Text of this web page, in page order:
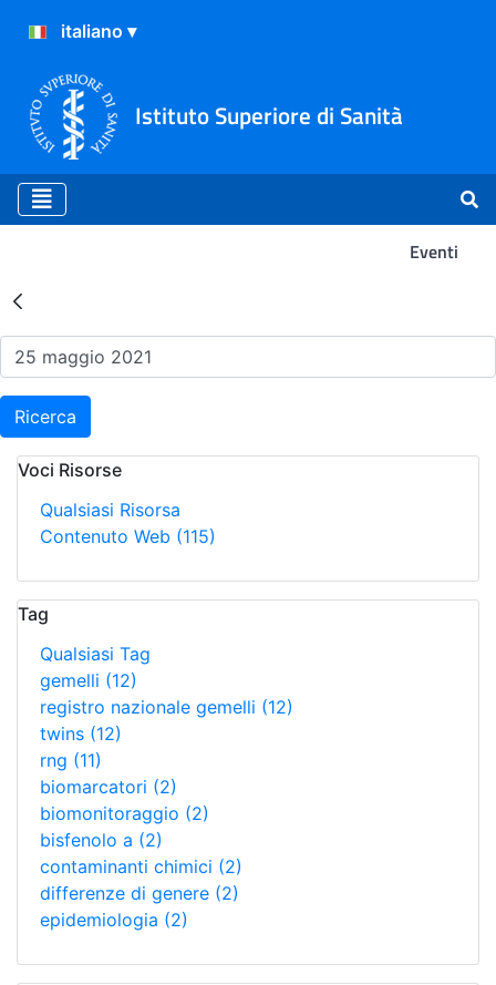
Istituto Superiore di Sanità
Eventi
Risultati della Ricerca -
Ricerca
Voci Risorse
Qualsiasi Risorsa
Contenuto Web (115)
Tag
Qualsiasi Tag
gemelli (12)
registro nazionale gemelli (12)
twins (12)
rng (11)
biomarcatori (2)
biomonitoraggio (2)
bisfenolo a (2)
contaminanti chimici (2)
differenze di genere (2)
epidemiologia (2)